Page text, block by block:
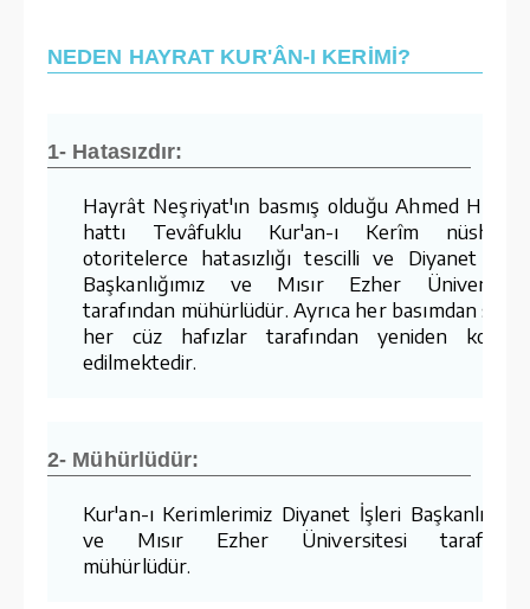
NEDEN HAYRAT KUR'ÂN-I KERİMİ?
1- Hatasızdır:
Hayrât Neşriyat'ın basmış olduğu Ahmed
hattı Tevâfuklu Kur'an-ı Kerîm
otoritelerce hatasızlığı tescilli ve Diyanet
Başkanlığımız ve Mısır Ezher
tarafından mühürlüdür. Ayrıca her basımdan
her cüz hafızlar tarafından yeniden
edilmektedir.
2- Mühürlüdür:
Kur'an-ı Kerimlerimiz Diyanet İşleri
ve Mısır Ezher Üniversitesi
mühürlüdür.